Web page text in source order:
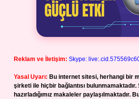
Reklam ve İletişim: Skype:
Yasal Uyarı: Bu internet sitesi, herhangi bir
şirketi ile hiçbir bağlantısı bulunmamaktadır.
hazırladığımız makaleler paylaşılmaktadır.